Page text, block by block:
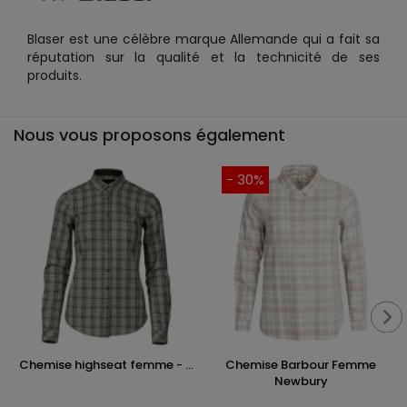
Blaser est une célèbre marque Allemande qui a fait sa
réputation sur la qualité et la technicité de ses
produits.
Nous vous proposons également
Chemise highseat femme - ...
- 30%
Chemise Barbour Femme
Newbury